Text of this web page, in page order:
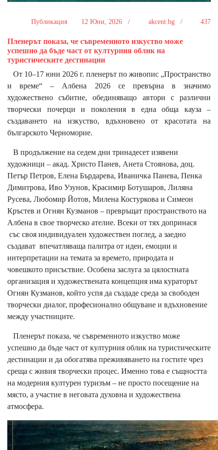
Публикация 12 Юни, 2026 / akcent.bg / 437
Пленерът показа, че съвременното изкуство може
успешно да бъде част от културния облик на
туристическите дестинации
От 10–17 юни 2026 г. пленерът по живопис „Пространство
и време“ – Албена 2026 се превърна в значимо
художествено събитие, обединяващо автори с различни
творчески почерци и поколения в една обща кауза –
създаването на изкуство, вдъхновено от красотата на
българското Черноморие.
В продължение на седем дни тринадесет изявени
художници – акад. Христо Панев, Анета Стоянова, доц.
Петър Петров, Елена Бърдарева, Иваничка Панева, Пенка
Димитрова, Иво Узунов, Красимир Ботушаров, Лиляна
Русева, Любомир Йотов, Милена Костуркова и Симеон
Кръстев и Огнян Кузманов – превръщат пространството на
Албена в свое творческо ателие. Всеки от тях допринася
със своя индивидуален художествен поглед, а заедно
създават впечатляваща палитра от идеи, емоции и
интерпретации на темата за времето, природата и
човешкото присъствие. Особена заслуга за цялостната
организация и художествената концепция има кураторът
Огнян Кузманов, който успя да създаде среда за свободен
творчески диалог, професионално общуване и вдъхновение
между участниците.
Пленерът показа, че съвременното изкуство може
успешно да бъде част от културния облик на туристическите
дестинации и да обогатява преживяването на гостите чрез
среща с живия творчески процес. Именно това е същността
на модерния културен туризъм – не просто посещение на
място, а участие в неговата духовна и художествена
атмосфера.